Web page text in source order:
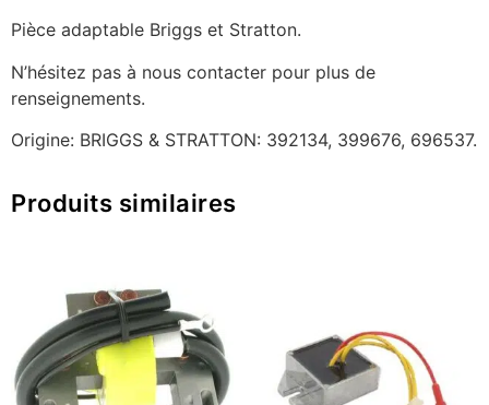
Pièce adaptable Briggs et Stratton.
N’hésitez pas à nous contacter pour plus de
renseignements.
Origine: BRIGGS & STRATTON: 392134, 399676, 696537.
Produits similaires